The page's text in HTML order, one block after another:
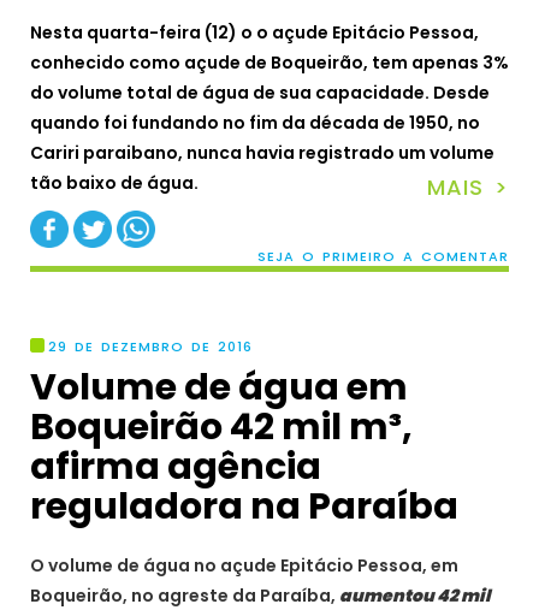
Nesta quarta-feira (12) o o açude Epitácio Pessoa,
conhecido como açude de Boqueirão, tem apenas 3%
do volume total de água de sua capacidade. Desde
quando foi fundando no fim da década de 1950, no
Cariri paraibano, nunca havia registrado um volume
tão baixo de água.
MAIS >
SEJA O PRIMEIRO A COMENTAR
29 DE DEZEMBRO DE 2016
Volume de água em
Boqueirão 42 mil m³,
afirma agência
reguladora na Paraíba
O volume de água no açude Epitácio Pessoa, em
Boqueirão, no agreste da Paraíba, aumentou 42 mil